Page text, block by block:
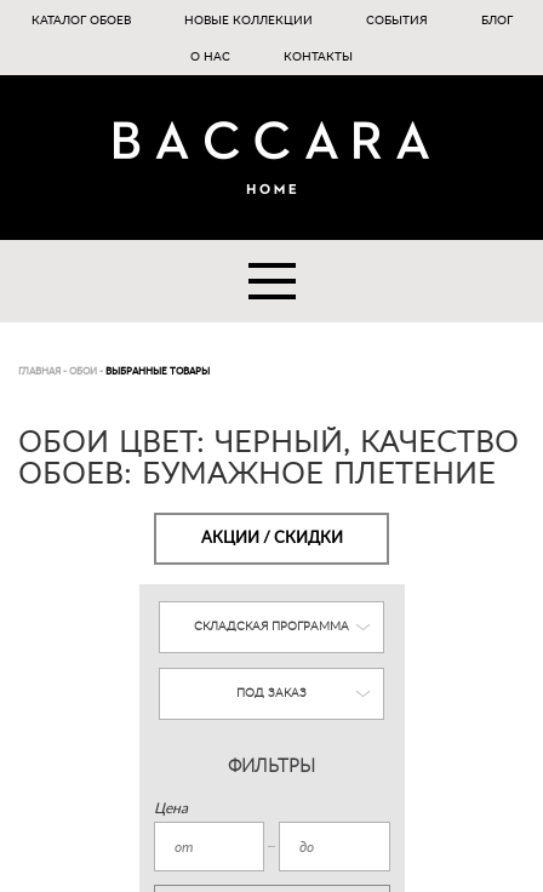
КАТАЛОГ ОБОЕВ НОВЫЕ КОЛЛЕКЦИИ СОБЫТИЯ БЛОГ
О НАС КОНТАКТЫ
ГЛАВНАЯ - ОБОИ - ВЫБРАННЫЕ ТОВАРЫ
ОБОИ ЦВЕТ: ЧЕРНЫЙ, КАЧЕСТВО
ОБОЕВ: БУМАЖНОЕ ПЛЕТЕНИЕ
АКЦИИ / СКИДКИ
СКЛАДСКАЯ ПРОГРАММА
ПОД ЗАКАЗ
ФИЛЬТРЫ
Цена